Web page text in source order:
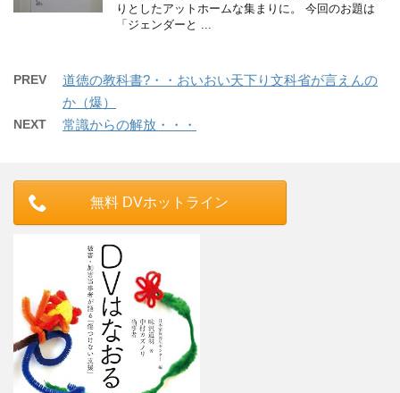
りとしたアットホームな集まりに。 今回のお題は
「ジェンダーと ...
PREV
道徳の教科書?・・おいおい天下り文科省が言えんの
か（爆）
NEXT 常識からの解放・・・
無料 DVホットライン